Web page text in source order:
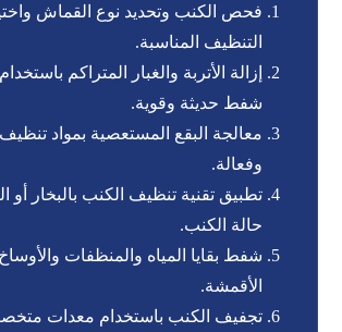
فحص الكنب وتحديد نوع القماش
التنظيف المناسبة.
إزالة الأتربة والغبار المتراكم
شفط حديثة وقوية.
معالجة البقع المستعصية بمواد
وفعالة.
تطبيق تقنية تنظيف الكنب بالبخار
حالة الكنب.
شفط بقايا المياه والمنظفات
الأقمشة.
تجفيف الكنب باستخدام معدات